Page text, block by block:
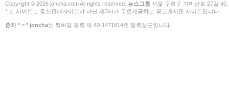
Copyright © 2026 joncha.com All rights reserved. 뉴스그룹 서울 구로구 가마산로 27길
* 본 사이트는 통신판매사이트가 아닌 제3자가 무료제공하는 광고게시판 사이트입니다.
존차 * = * joncha는 특허청 등록 제 40-1471814호 등록상표입니다.